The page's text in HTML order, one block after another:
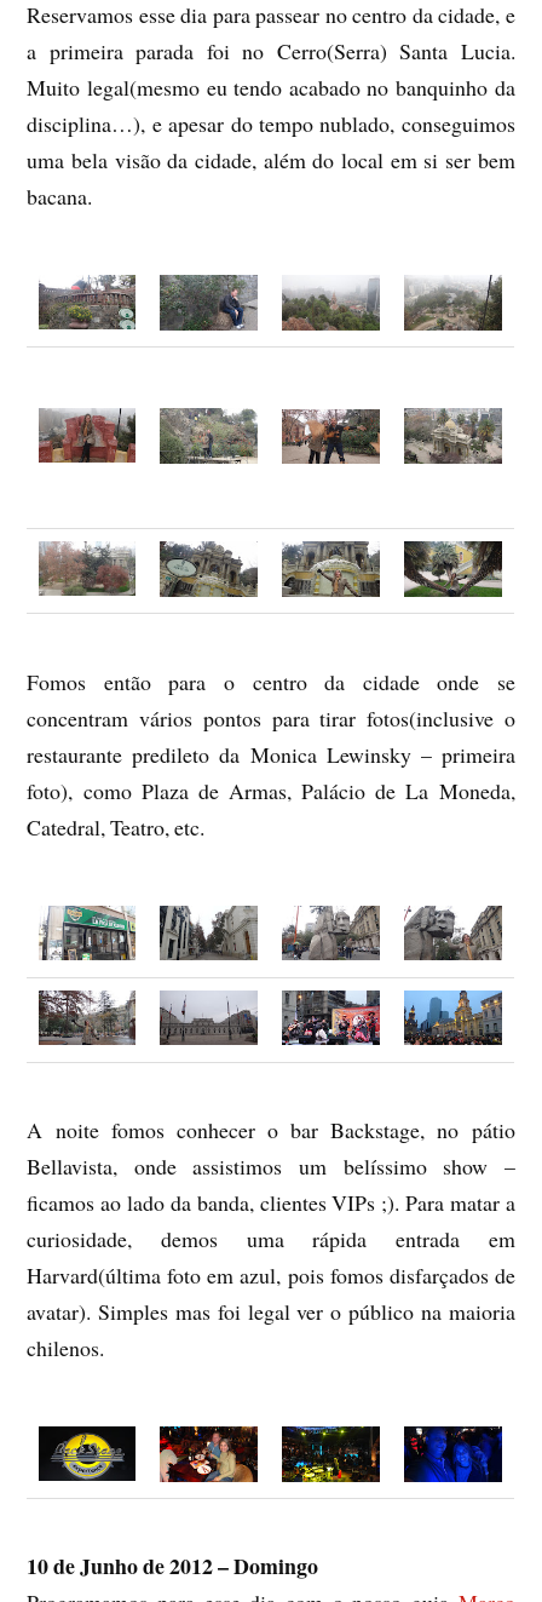
Reservamos esse dia para passear no centro da cidade, e
a primeira parada foi no Cerro(Serra) Santa Lucia.
Muito legal(mesmo eu tendo acabado no banquinho da
disciplina…), e apesar do tempo nublado, conseguimos
uma bela visão da cidade, além do local em si ser bem
bacana.
Fomos então para o centro da cidade onde se
concentram vários pontos para tirar fotos(inclusive o
restaurante predileto da Monica Lewinsky – primeira
foto), como Plaza de Armas, Palácio de La Moneda,
Catedral, Teatro, etc.
A noite fomos conhecer o bar Backstage, no pátio
Bellavista, onde assistimos um belíssimo show –
ficamos ao lado da banda, clientes VIPs ;). Para matar a
curiosidade, demos uma rápida entrada em
Harvard(última foto em azul, pois fomos disfarçados de
avatar). Simples mas foi legal ver o público na maioria
chilenos.
10 de Junho de 2012 – Domingo